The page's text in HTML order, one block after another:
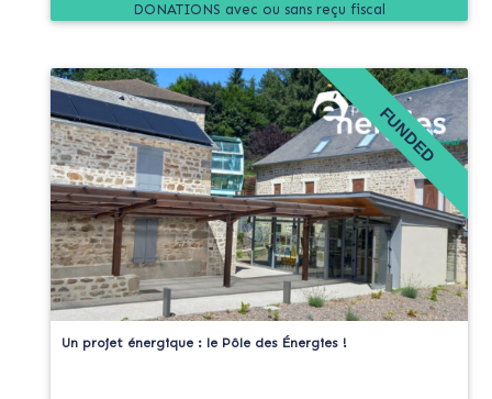
DONATIONS
FUNDED
Un projet énergique : le Pôle des Énergies !